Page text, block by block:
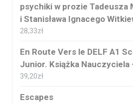
psychiki w prozie Tadeusza
i Stanisława Ignacego
28,33zł
En Route Vers le DELF A1
Junior. Książka Nauczyciela
39,20zł
Escapes